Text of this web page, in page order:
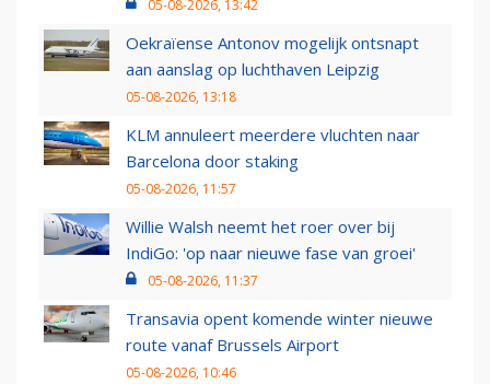
05-08-2026, 13:42
Oekraïense Antonov mogelijk ontsnapt
aan aanslag op luchthaven Leipzig
05-08-2026, 13:18
KLM annuleert meerdere vluchten naar
Barcelona door staking
05-08-2026, 11:57
Willie Walsh neemt het roer over bij
IndiGo: 'op naar nieuwe fase van groei'
05-08-2026, 11:37
Transavia opent komende winter nieuwe
route vanaf Brussels Airport
05-08-2026, 10:46